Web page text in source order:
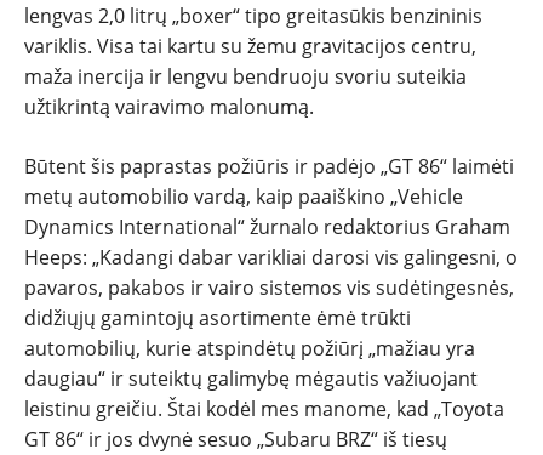
lengvas 2,0 litrų „boxer“ tipo greitasūkis benzininis
variklis. Visa tai kartu su žemu gravitacijos centru,
maža inercija ir lengvu bendruoju svoriu suteikia
užtikrintą vairavimo malonumą.
Būtent šis paprastas požiūris ir padėjo „GT 86“ laimėti
metų automobilio vardą, kaip paaiškino „Vehicle
Dynamics International“ žurnalo redaktorius Graham
Heeps: „Kadangi dabar varikliai darosi vis galingesni, o
pavaros, pakabos ir vairo sistemos vis sudėtingesnės,
didžiųjų gamintojų asortimente ėmė trūkti
automobilių, kurie atspindėtų požiūrį „mažiau yra
daugiau“ ir suteiktų galimybę mėgautis važiuojant
leistinu greičiu. Štai kodėl mes manome, kad „Toyota
GT 86“ ir jos dvynė sesuo „Subaru BRZ“ iš tiesų